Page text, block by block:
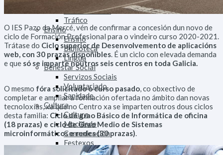
Medio Urbano
Tráfico
Ensino
Ensino
Biblioteca
Lingua
Benestar Social
Servizos Sociais
Voluntariado
Sanidade
Cultura
Cultura
Mocidade
Comunicación
Festexos
O IES Pazo da Mercé, vén de confirmar a concesión dun novo de
ciclo de Formación Profesional para o vindeiro curso 2020-2021.
Trátase do Ciclo superior de Desenvolvemento de aplicacións
web, con 30 prazas dispoñibles. É un ciclo con elevada demanda
e que só se imparte noutros seis centros en toda Galicia.
O mesmo fóra solicitado o curso pasado, co obxectivo de
completar e ampliar a formación ofertada no ámbito dan novas
tecnoloxías, xa que no Centro xa se imparten outros dous ciclos
desta familia: Ciclo de grao Básico de Informática de oficina
(18 prazas) e ciclo de Grao Medio de Sistemas
microinformáticos e redes (30 prazas).